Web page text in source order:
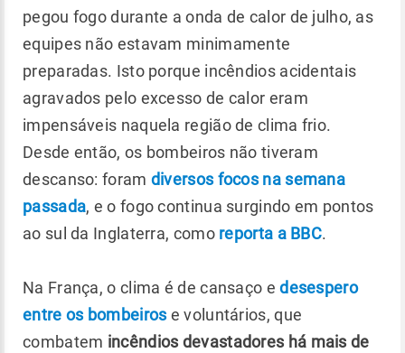
pegou fogo durante a onda de calor de julho, as
equipes não estavam minimamente
preparadas. Isto porque incêndios acidentais
agravados pelo excesso de calor eram
impensáveis naquela região de clima frio.
Desde então, os bombeiros não tiveram
descanso: foram diversos focos na semana
passada, e o fogo continua surgindo em pontos
ao sul da Inglaterra, como reporta a BBC.
Na França, o clima é de cansaço e desespero
entre os bombeirose voluntários, que
combatem incêndios devastadores há mais de